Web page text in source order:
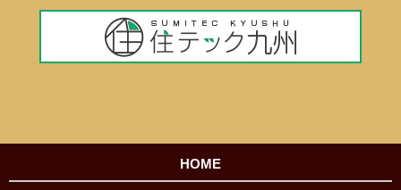
HOME